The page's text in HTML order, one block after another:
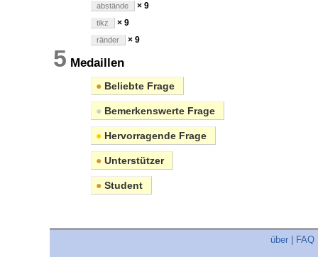
abstände × 9
tikz × 9
ränder × 9
5 Medaillen
● Beliebte Frage
● Bemerkenswerte Frage
● Hervorragende Frage
● Unterstützer
● Student
über FAQ